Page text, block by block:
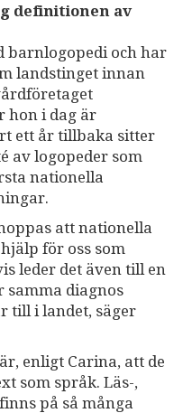
definitionen av
barnlogopedi och har
landstinget innan
hon i dag är
ett år tillbaka sitter
av logopeder som
nationella
att nationella
för oss som
leder det även till en
samma diagnos
till i landet, säger
enligt Carina, att de
som språk. Läs-,
på så många